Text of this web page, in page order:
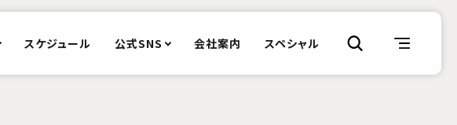
スケジュール 公式SNS 会社案内 スペシャル